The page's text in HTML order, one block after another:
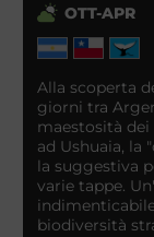
OTT-APR
Alla scoperta
giorni tra
maestosità dei
ad Ushuaia, la
la suggestiva
varie tappe.
biodiversità